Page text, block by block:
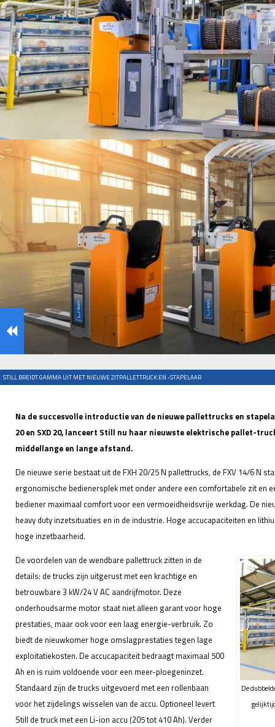
STILL BREIDT GAMMA UIT MET NIEUWE ZITPALLETTRUCK EN -STAPELAAR
Na de succesvolle introductie van de nieuwe pallettrucks en
20 en SXD 20, lanceert Still nu haar nieuwste elektrische pallet-
middellange en lange afstand.
De nieuwe serie bestaat uit de FXH 20/25 N pallettrucks, de FXV 14/6 N
ergonomische bedienersplek met onder andere een comfortabele zit en
bediener maximaal comfort voor een vermoeidheidsvrije werkdag. De
heavy duty inzetsituaties en in de industrie. Hoge accucapaciteiten en
hoge inzetbaarheid.
De
De voordelen van de wendbare pallettruck zitten in de
details: de trucks zijn uitgerust met een krachtige en
betrouwbare 3 kW/24 V AC aandrijfmotor. Deze
onderhoudsarme motor staat niet alleen garant voor hoge
prestaties, maar ook voor een laag energie-verbruik. Zo
biedt de nieuwkomer hoge omslagprestaties tegen lage
exploitatiekosten. De accucapaciteit bedraagt maximaal 500
Ah en is ruim voldoende voor een meer-ploegeninzet.
Standaard zijn de trucks uitgevoerd met een rollenbaan
voor het zijdelings wisselen van de accu. Optioneel levert
Still de truck met een Li-ion accu (205 tot 410 Ah). Verder